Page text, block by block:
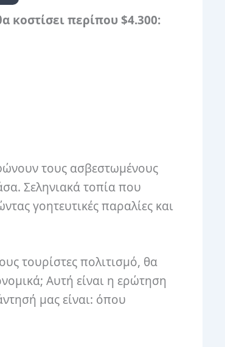
κοστίσει περίπου $4.300:
τους ασβεστωμένους
Σεληνιακά τοπία που
γοητευτικές παραλίες και
τουρίστες πολιτισμό, θα
Αυτή είναι η ερώτηση
μας είναι: όπου